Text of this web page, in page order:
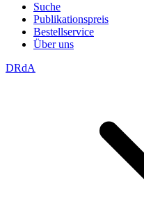
Suche
Publikationspreis
Bestellservice
Über uns
DRdA